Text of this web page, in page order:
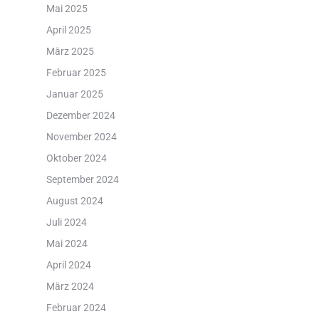
Mai 2025
April 2025
März 2025
Februar 2025
Januar 2025
Dezember 2024
November 2024
Oktober 2024
September 2024
August 2024
Juli 2024
Mai 2024
April 2024
März 2024
Februar 2024